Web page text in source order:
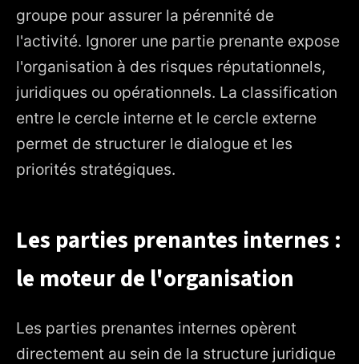
groupe pour assurer la pérennité de
l'activité. Ignorer une partie prenante expose
l'organisation à des risques réputationnels,
juridiques ou opérationnels. La classification
entre le cercle interne et le cercle externe
permet de structurer le dialogue et les
priorités stratégiques.
Les parties prenantes internes :
le moteur de l'organisation
Les parties prenantes internes opèrent
directement au sein de la structure juridique